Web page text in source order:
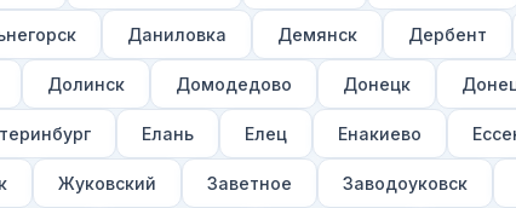
Даниловка Демянск Дербент
Долинск Домодедово Донецк
Елань Елец Енакиево
Жуковский Заветное Заводоуковск